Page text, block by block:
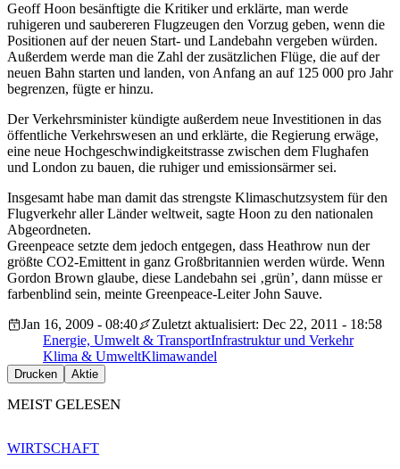
Geoff Hoon besänftigte die Kritiker und erklärte, man werde
ruhigeren und saubereren Flugzeugen den Vorzug geben, wenn die
Positionen auf der neuen Start- und Landebahn vergeben würden.
Außerdem werde man die Zahl der zusätzlichen Flüge, die auf der
neuen Bahn starten und landen, von Anfang an auf 125 000 pro Jahr
begrenzen, fügte er hinzu.
Der Verkehrsminister kündigte außerdem neue Investitionen in das
öffentliche Verkehrswesen an und erklärte, die Regierung erwäge,
eine neue Hochgeschwindigkeitstrasse zwischen dem Flughafen
und London zu bauen, die ruhiger und emissionsärmer sei.
Insgesamt habe man damit das strengste Klimaschutzsystem für den
Flugverkehr aller Länder weltweit, sagte Hoon zu den nationalen
Abgeordneten.
Greenpeace setzte dem jedoch entgegen, dass Heathrow nun der
größte CO2-Emittent in ganz Großbritannien werden würde. Wenn
Gordon Brown glaube, diese Landebahn sei ‚grün’, dann müsse er
farbenblind sein, meinte Greenpeace-Leiter John Sauve.
Jan 16, 2009 - 08:40
Zuletzt aktualisiert: Dec 22, 2011 - 18:58
Energie, Umwelt & TransportInfrastruktur und Verkehr
Klima & UmweltKlimawandel
Drucken Aktie
MEIST GELESEN
WIRTSCHAFT